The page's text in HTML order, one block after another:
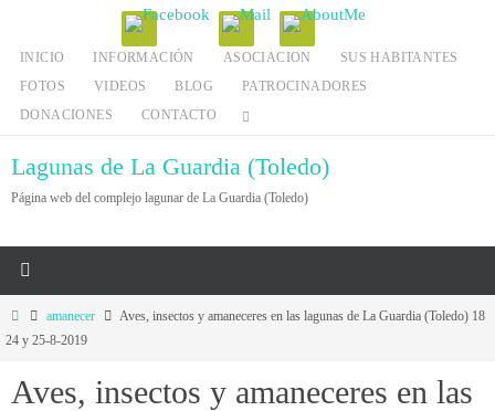
contenido
INICIO INFORMACIÓN ASOCIACION
SUS HABITANTES
FOTOS
VIDEOS BLOG
PATROCINADORES
DONACIONES
CONTACTO
Lagunas de La Guardia (Toledo)
Página web del complejo lagunar de La Guardia (Toledo)
Inicioamanecer
Aves, insectos y amaneceres en las lagunas de La Guardia (Toledo) 18
24 y 25-8-2019
Aves, insectos y amaneceres en las